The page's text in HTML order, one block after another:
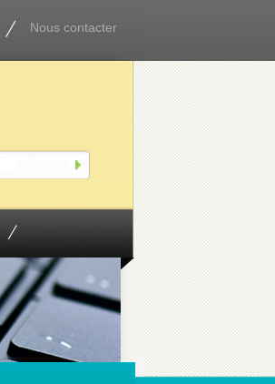
Nous contacter